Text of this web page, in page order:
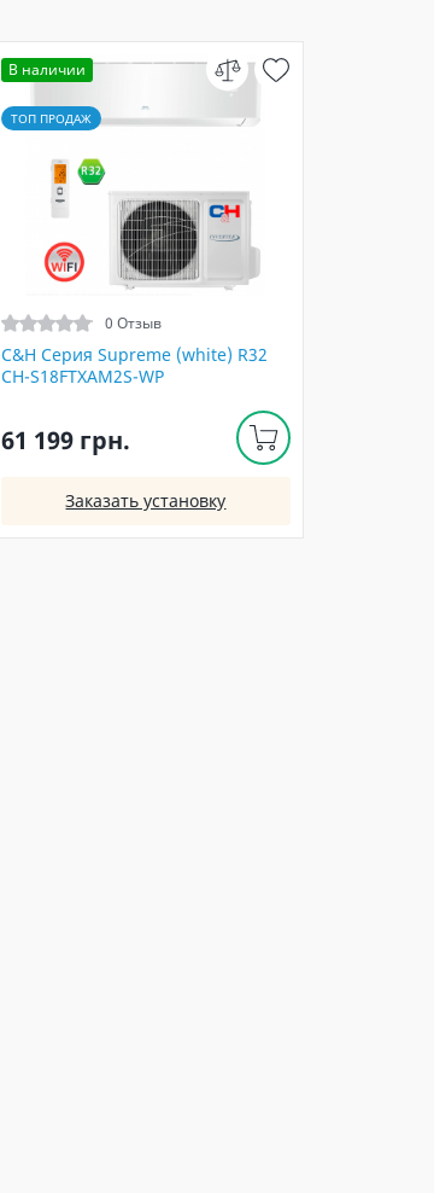
В наличии
ТОП ПРОДАЖ
0 Отзыв
C&H Серия Supreme (white) R32
CH-S18FTXAM2S-WP
61 199 грн.
Заказать установку